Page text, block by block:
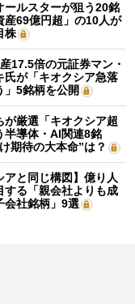
ールスターが狙う20銘
産69億円超」の10人が
株
17.5倍の元証券マン・
氏が「キオクシア急落
」5銘柄を公開
が厳選「キオクシア超
半導体・AI関連8銘
期待の大本命”は？
アと同じ構図】億り人
する「親会社よりも成
会社銘柄」9選